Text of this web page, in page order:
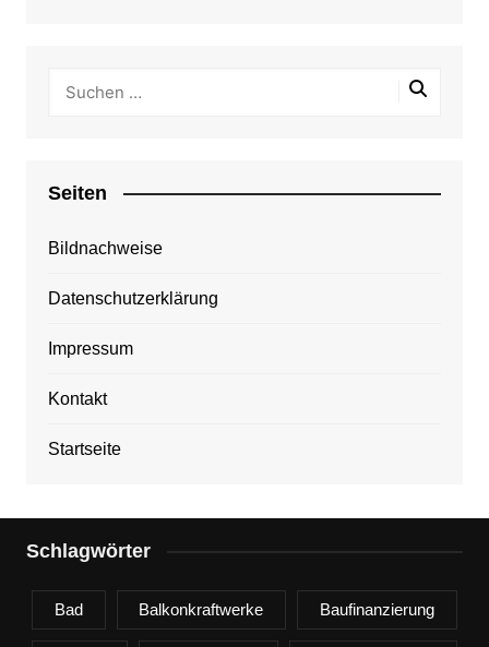
Seiten
Bildnachweise
Datenschutzerklärung
Impressum
Kontakt
Startseite
Schlagwörter
Bad Balkonkraftwerke Baufinanzierung